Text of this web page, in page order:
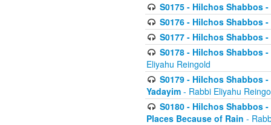
S0175 - Hilchos Shabbos
S0176 - Hilchos Shabbos
S0177 - Hilchos Shabbos
S0178 - Hilchos Shabbos
Eliyahu Reingold
S0179 - Hilchos Shabbos
Yadayim - Rabbi Eliyahu
S0180 - Hilchos Shabbos
Places Because of Rain -